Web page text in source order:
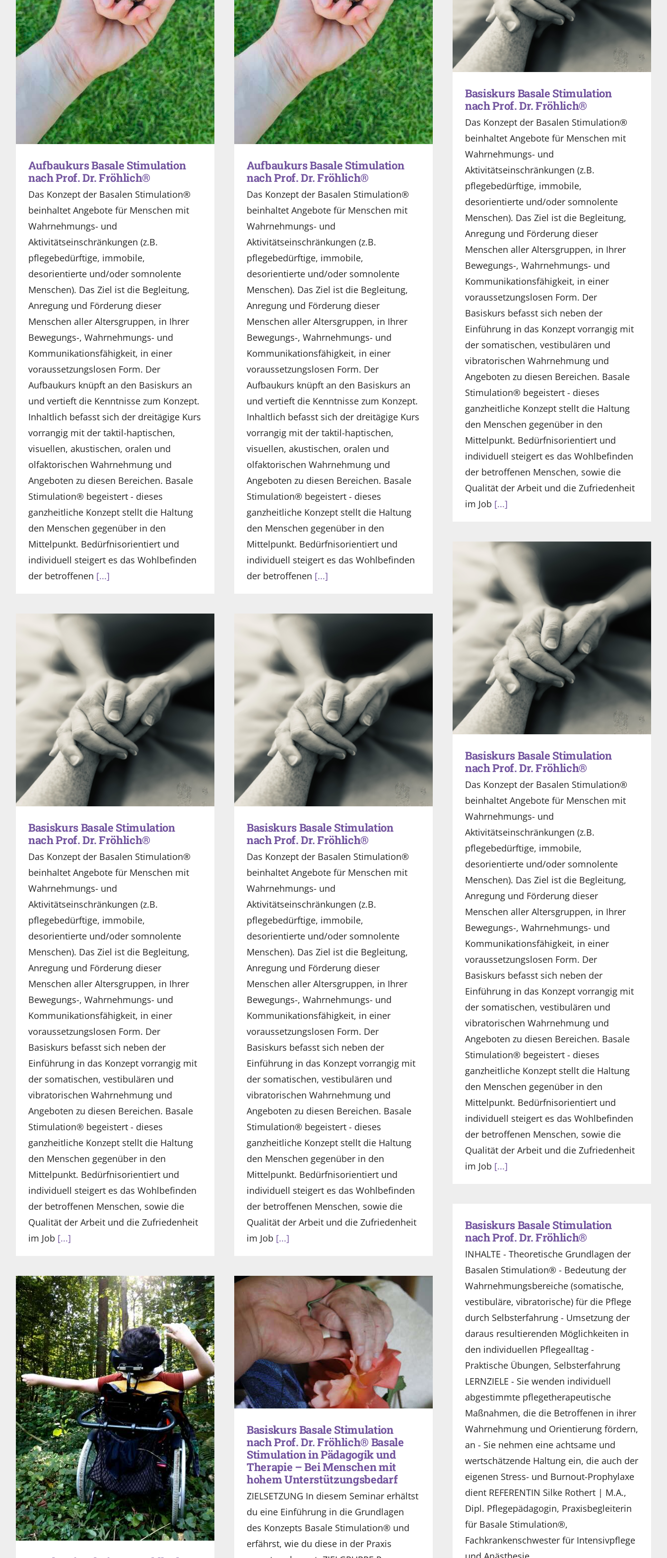
Aufbaukurs Basale Stimulation
nach Prof. Dr. Fröhlich®
Das Konzept der Basalen Stimulation®
beinhaltet Angebote für Menschen mit
Wahrnehmungs- und
Aktivitätseinschränkungen (z.B.
pflegebedürftige, immobile,
desorientierte und/oder somnolente
Menschen). Das Ziel ist die Begleitung,
Anregung und Förderung dieser
Menschen aller Altersgruppen, in Ihrer
Bewegungs-, Wahrnehmungs- und
Kommunikationsfähigkeit, in einer
voraussetzungslosen Form. Der
Aufbaukurs knüpft an den Basiskurs an
und vertieft die Kenntnisse zum Konzept.
Inhaltlich befasst sich der dreitägige Kurs
vorrangig mit der taktil-haptischen,
visuellen, akustischen, oralen und
olfaktorischen Wahrnehmung und
Angeboten zu diesen Bereichen. Basale
Stimulation® begeistert - dieses
ganzheitliche Konzept stellt die Haltung
den Menschen gegenüber in den
Mittelpunkt. Bedürfnisorientiert und
individuell steigert es das Wohlbefinden
der betroffenen [...]
Aufbaukurs Basale Stimulation
nach Prof. Dr. Fröhlich®
Das Konzept der Basalen Stimulation®
beinhaltet Angebote für Menschen mit
Wahrnehmungs- und
Aktivitätseinschränkungen (z.B.
pflegebedürftige, immobile,
desorientierte und/oder somnolente
Menschen). Das Ziel ist die Begleitung,
Anregung und Förderung dieser
Menschen aller Altersgruppen, in Ihrer
Bewegungs-, Wahrnehmungs- und
Kommunikationsfähigkeit, in einer
voraussetzungslosen Form. Der
Aufbaukurs knüpft an den Basiskurs an
und vertieft die Kenntnisse zum Konzept.
Inhaltlich befasst sich der dreitägige Kurs
vorrangig mit der taktil-haptischen,
visuellen, akustischen, oralen und
olfaktorischen Wahrnehmung und
Angeboten zu diesen Bereichen. Basale
Stimulation® begeistert - dieses
ganzheitliche Konzept stellt die Haltung
den Menschen gegenüber in den
Mittelpunkt. Bedürfnisorientiert und
individuell steigert es das Wohlbefinden
der betroffenen [...]
Basiskurs Basale Stimulation
nach Prof. Dr. Fröhlich®
Das Konzept der Basalen Stimulation®
beinhaltet Angebote für Menschen mit
Wahrnehmungs- und
Aktivitätseinschränkungen (z.B.
pflegebedürftige, immobile,
desorientierte und/oder somnolente
Menschen). Das Ziel ist die Begleitung,
Anregung und Förderung dieser
Menschen aller Altersgruppen, in Ihrer
Bewegungs-, Wahrnehmungs- und
Kommunikationsfähigkeit, in einer
voraussetzungslosen Form. Der
Basiskurs befasst sich neben der
Einführung in das Konzept vorrangig mit
der somatischen, vestibulären und
vibratorischen Wahrnehmung und
Angeboten zu diesen Bereichen. Basale
Stimulation® begeistert - dieses
ganzheitliche Konzept stellt die Haltung
den Menschen gegenüber in den
Mittelpunkt. Bedürfnisorientiert und
individuell steigert es das Wohlbefinden
der betroffenen Menschen, sowie die
Qualität der Arbeit und die Zufriedenheit
im Job [...]
Basiskurs Basale Stimulation
nach Prof. Dr. Fröhlich®
Das Konzept der Basalen Stimulation®
beinhaltet Angebote für Menschen mit
Wahrnehmungs- und
Aktivitätseinschränkungen (z.B.
pflegebedürftige, immobile,
desorientierte und/oder somnolente
Menschen). Das Ziel ist die Begleitung,
Anregung und Förderung dieser
Menschen aller Altersgruppen, in Ihrer
Bewegungs-, Wahrnehmungs- und
Kommunikationsfähigkeit, in einer
voraussetzungslosen Form. Der
Basiskurs befasst sich neben der
Einführung in das Konzept vorrangig mit
der somatischen, vestibulären und
vibratorischen Wahrnehmung und
Angeboten zu diesen Bereichen. Basale
Stimulation® begeistert - dieses
ganzheitliche Konzept stellt die Haltung
den Menschen gegenüber in den
Mittelpunkt. Bedürfnisorientiert und
individuell steigert es das Wohlbefinden
der betroffenen Menschen, sowie die
Qualität der Arbeit und die Zufriedenheit
im Job [...]
Basiskurs Basale Stimulation
nach Prof. Dr. Fröhlich®
Das Konzept der Basalen Stimulation®
beinhaltet Angebote für Menschen mit
Wahrnehmungs- und
Aktivitätseinschränkungen (z.B.
pflegebedürftige, immobile,
desorientierte und/oder somnolente
Menschen). Das Ziel ist die Begleitung,
Anregung und Förderung dieser
Menschen aller Altersgruppen, in Ihrer
Bewegungs-, Wahrnehmungs- und
Kommunikationsfähigkeit, in einer
voraussetzungslosen Form. Der
Basiskurs befasst sich neben der
Einführung in das Konzept vorrangig mit
der somatischen, vestibulären und
vibratorischen Wahrnehmung und
Angeboten zu diesen Bereichen. Basale
Stimulation® begeistert - dieses
ganzheitliche Konzept stellt die Haltung
den Menschen gegenüber in den
Mittelpunkt. Bedürfnisorientiert und
individuell steigert es das Wohlbefinden
der betroffenen Menschen, sowie die
Qualität der Arbeit und die Zufriedenheit
im Job [...]
Basiskurs Basale Stimulation
nach Prof. Dr. Fröhlich®
Das Konzept der Basalen Stimulation®
beinhaltet Angebote für Menschen mit
Wahrnehmungs- und
Aktivitätseinschränkungen (z.B.
pflegebedürftige, immobile,
desorientierte und/oder somnolente
Menschen). Das Ziel ist die Begleitung,
Anregung und Förderung dieser
Menschen aller Altersgruppen, in Ihrer
Bewegungs-, Wahrnehmungs- und
Kommunikationsfähigkeit, in einer
voraussetzungslosen Form. Der
Basiskurs befasst sich neben der
Einführung in das Konzept vorrangig mit
der somatischen, vestibulären und
vibratorischen Wahrnehmung und
Angeboten zu diesen Bereichen. Basale
Stimulation® begeistert - dieses
ganzheitliche Konzept stellt die Haltung
den Menschen gegenüber in den
Mittelpunkt. Bedürfnisorientiert und
individuell steigert es das Wohlbefinden
der betroffenen Menschen, sowie die
Qualität der Arbeit und die Zufriedenheit
im Job [...]
Basiskurs Basale Stimulation
nach Prof. Dr. Fröhlich®
INHALTE - Theoretische Grundlagen der
Basalen Stimulation® - Bedeutung der
Wahrnehmungsbereiche (somatische,
vestibuläre, vibratorische) für die Pflege
durch Selbsterfahrung - Umsetzung der
daraus resultierenden Möglichkeiten in
den individuellen Pflegealltag -
Praktische Übungen, Selbsterfahrung
LERNZIELE - Sie wenden individuell
abgestimmte pflegetherapeutische
Maßnahmen, die die Betroffenen in ihrer
Wahrnehmung und Orientierung fördern,
an - Sie nehmen eine achtsame und
wertschätzende Haltung ein, die auch der
eigenen Stress- und Burnout-Prophylaxe
dient REFERENTIN Silke Rothert | M.A.,
Dipl. Pflegepädagogin, Praxisbegleiterin
für Basale Stimulation®,
Fachkrankenschwester für Intensivpflege
Basiskurs Basale Stimulation
nach Prof. Dr. Fröhlich® Basale
Stimulation in Pädagogik und
Therapie – Bei Menschen mit
hohem Unterstützungsbedarf
ZIELSETZUNG In diesem Seminar erhältst
du eine Einführung in die Grundlagen
des Konzepts Basale Stimulation® und
erfährst, wie du diese in der Praxis